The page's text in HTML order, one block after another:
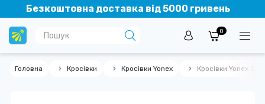
Безкоштовна доставка від 5000 гривень
0
Головна Кросівки Кросівки Yonex Кросівки Yonex